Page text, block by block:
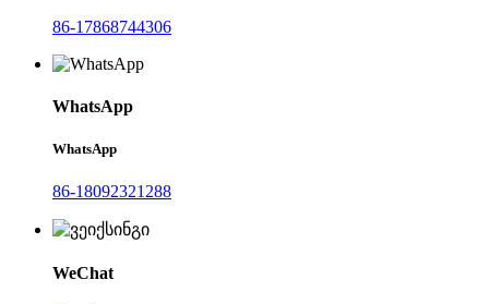
86-17868744306
WhatsApp
WhatsApp
86-18092321288
WeChat